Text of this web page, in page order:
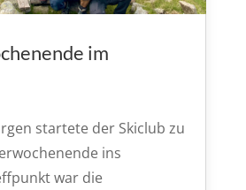
im
startete der Skiclub zu
ins
war die